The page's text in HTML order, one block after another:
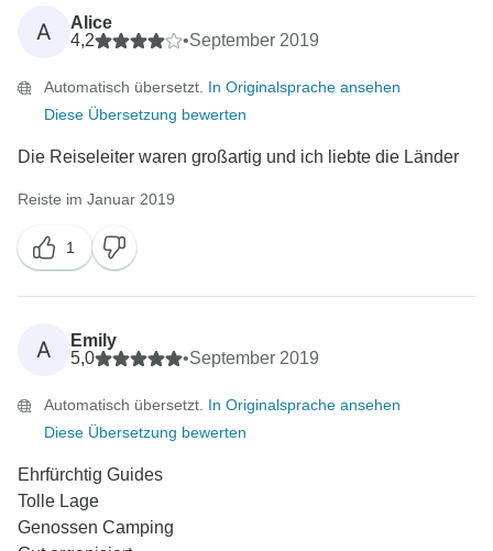
A
Alice
4,2
•September 2019
Automatisch übersetzt. In Originalsprache ansehen
Diese Übersetzung bewerten
Die Reiseleiter waren großartig und ich liebte die Länder
Reiste im Januar 2019
1
A
Emily
5,0
•September 2019
Automatisch übersetzt. In Originalsprache ansehen
Diese Übersetzung bewerten
Ehrfürchtig Guides
Tolle Lage
Genossen Camping